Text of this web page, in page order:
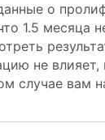
о
1.5 месяца
не
случае вам